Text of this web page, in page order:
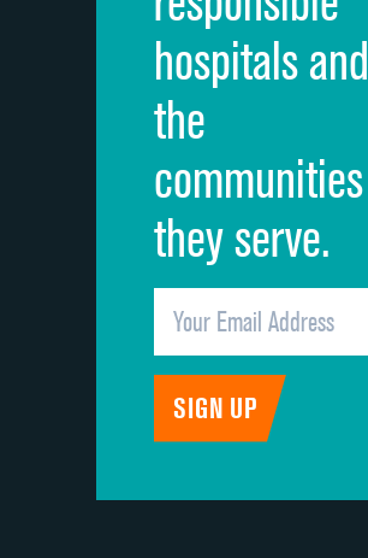
hospitals and
the
communities
they serve.